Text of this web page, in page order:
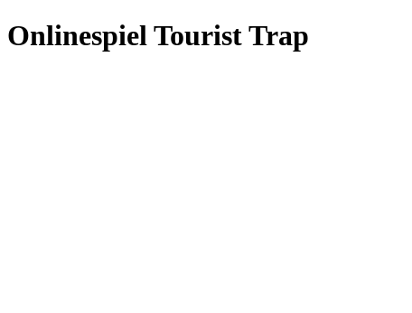
Onlinespiel Tourist Trap